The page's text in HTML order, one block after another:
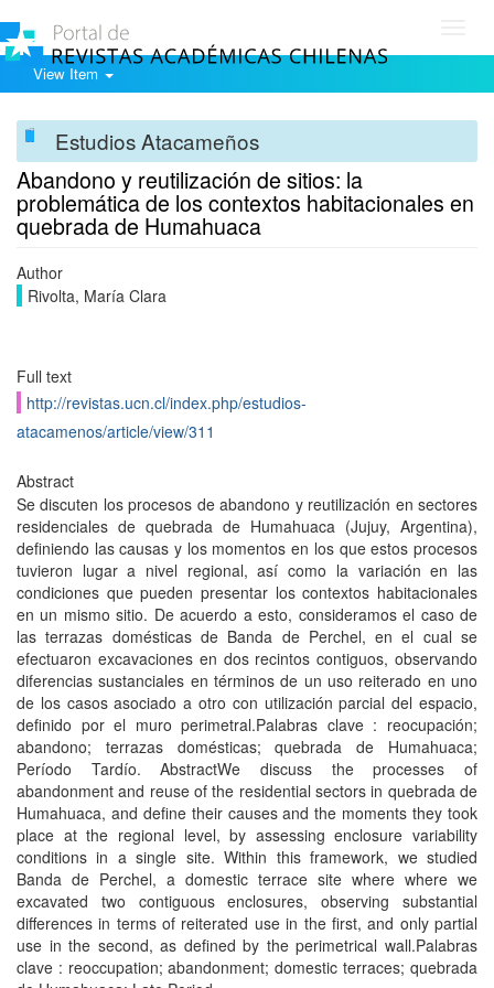
View Item
Estudios Atacameños
Abandono y reutilización de sitios: la
problemática de los contextos habitacionales en
quebrada de Humahuaca
Author
Rivolta, María Clara
Full text
http://revistas.ucn.cl/index.php/estudios-
atacamenos/article/view/311
Abstract
Se discuten los procesos de abandono y reutilización en sectores
residenciales de quebrada de Humahuaca (Jujuy, Argentina),
definiendo las causas y los momentos en los que estos procesos
tuvieron lugar a nivel regional, así como la variación en las
condiciones que pueden presentar los contextos habitacionales
en un mismo sitio. De acuerdo a esto, consideramos el caso de
las terrazas domésticas de Banda de Perchel, en el cual se
efectuaron excavaciones en dos recintos contiguos, observando
diferencias sustanciales en términos de un uso reiterado en uno
de los casos asociado a otro con utilización parcial del espacio,
definido por el muro perimetral.Palabras clave : reocupación;
abandono; terrazas domésticas; quebrada de Humahuaca;
Período Tardío. AbstractWe discuss the processes of
abandonment and reuse of the residential sectors in quebrada de
Humahuaca, and define their causes and the moments they took
place at the regional level, by assessing enclosure variability
conditions in a single site. Within this framework, we studied
Banda de Perchel, a domestic terrace site where where we
excavated two contiguous enclosures, observing substantial
differences in terms of reiterated use in the first, and only partial
use in the second, as defined by the perimetrical wall.Palabras
clave : reoccupation; abandonment; domestic terraces; quebrada